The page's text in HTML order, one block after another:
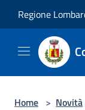
Regione
Home > Novità